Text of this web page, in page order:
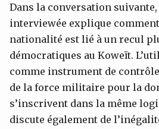
Dans la conversation
interviewée explique
nationalité est lié à un recul
démocratiques au Koweït.
comme instrument de contrôle
de la force militaire pour la
s’inscrivent dans la même
discute également de